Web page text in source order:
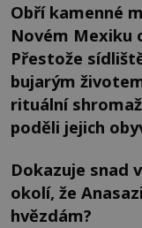
Obří kamenné
Novém Mexiku
Přestože
bujarým
rituální
poděli jejich
Dokazuje snad
okolí, že
hvězdám?